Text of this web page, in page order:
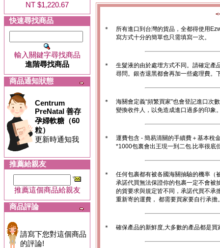
NT $1,220.67
快速尋找商品
輸入關鍵字尋找商品
進階尋找商品
商品通知狀態
Centrum
PreNatal 善存
孕婦軟糖（60
粒）
更新時通知我
推薦給親友
推薦這個商品給親友
商品評論
請寫下您對這個商品
的評論!
＊
所有進口到台灣的貨品，全都得使用
寫方式十分的簡單也只需填寫一次。
＊
生髮液的由於處埋方式不同。請確定產
尋問。銀杏退黑都會再加一些處理費。
＊
海關會定義“頻繁買家”也會登記進口次
變換收件人，以免造成進口過多的印象
＊
運費包含 - 簡易清關的手續費＋基本稅
*1000包裏會出王現一到二包.比率很底
＊
任何包裹都有被各國海關抽驗的機率（
承諾代買無法保證你的包裹一定不會被
的貨要求與規定皆不同，承諾代買不承
重新寄的運費， 都需要買家要自行承擔
＊ 確保產品的新鮮度,大多數的產品都是